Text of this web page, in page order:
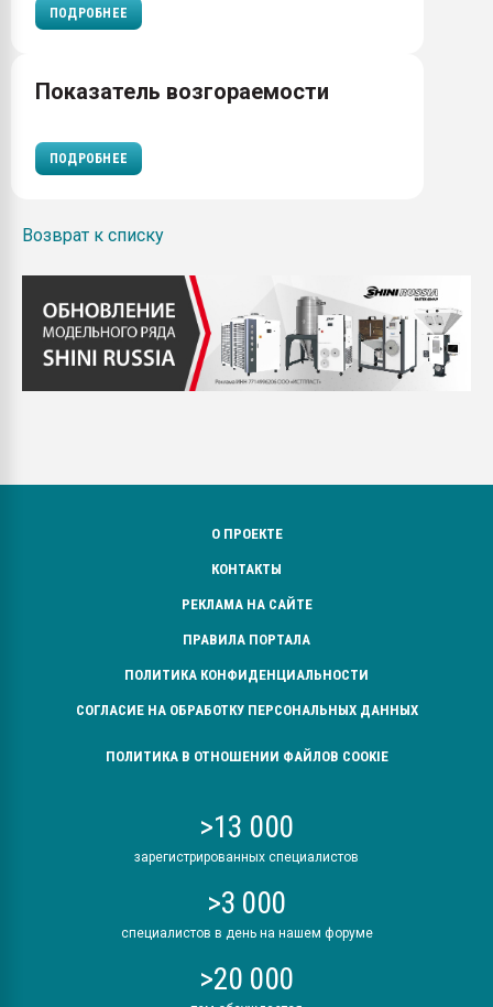
ПОДРОБНЕЕ
Показатель возгораемости
ПОДРОБНЕЕ
Возврат к списку
О ПРОЕКТЕ
КОНТАКТЫ
РЕКЛАМА НА САЙТЕ
ПРАВИЛА ПОРТАЛА
ПОЛИТИКА КОНФИДЕНЦИАЛЬНОСТИ
СОГЛАСИЕ НА ОБРАБОТКУ ПЕРСОНАЛЬНЫХ ДАННЫХ
ПОЛИТИКА В ОТНОШЕНИИ ФАЙЛОВ COOKIE
>13 000
зарегистрированных специалистов
>3 000
специалистов в день на нашем форуме
>20 000